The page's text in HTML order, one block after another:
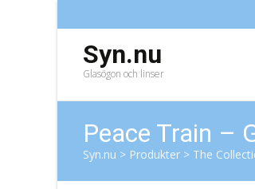
Syn.nu
Glasögon och linser
Peace Train –
Syn.nu > Produkter > The